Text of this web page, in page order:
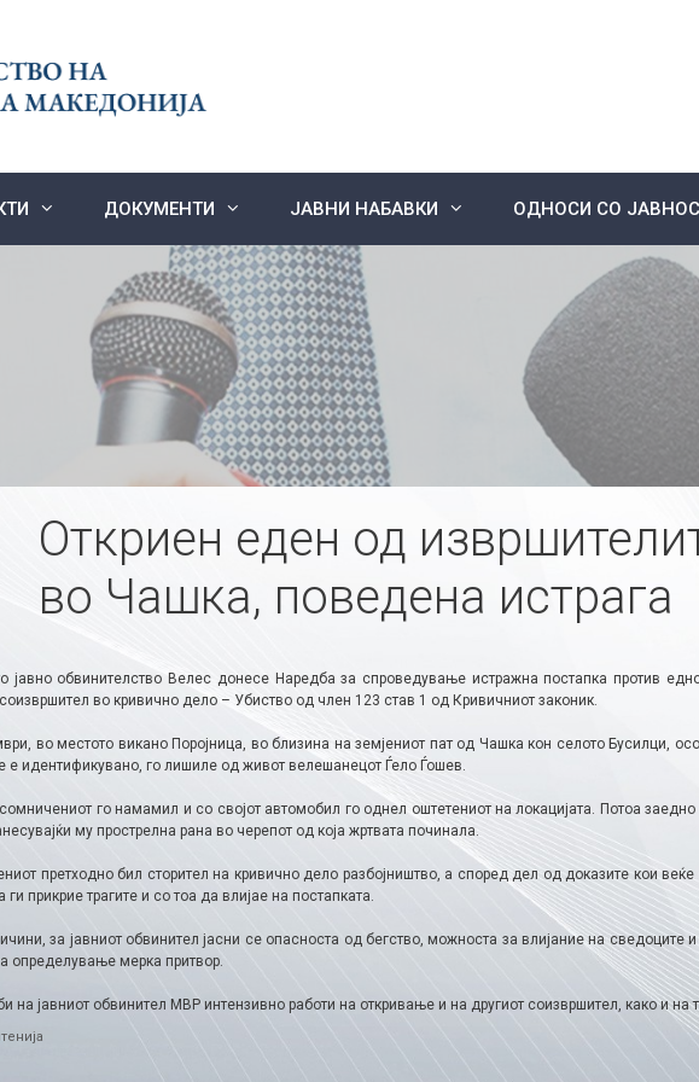
ДОКУМЕНТИ ЈАВНИ НАБАВКИ ОДНОСИ СО
Откриен еден од
во Чашка, поведена истрага
јавно обвинителство Велес донесе Наредба за спроведување истражна постапка против
во кривично дело – Убиство од член 123 став 1 од Кривичниот законик.
во местото викано Поројница, во близина на земјениот пат од Чашка кон селото Бусилци,
е идентификувано, го лишиле од живот велешанецот Ѓело Ѓошев.
го намамил и со својот автомобил го однел оштетениот на локацијата. Потоа
му прострелна рана во черепот од која жртвата починала.
претходно бил сторител на кривично дело разбојништво, а според дел од доказите кои
прикрие трагите и со тоа да влијае на постапката.
за јавниот обвинител јасни се опасноста од бегство, можноста за влијание на сведоците
определување мерка притвор.
на јавниот обвинител МВР интензивно работи на откривање и на другиот соизвршител, како и на